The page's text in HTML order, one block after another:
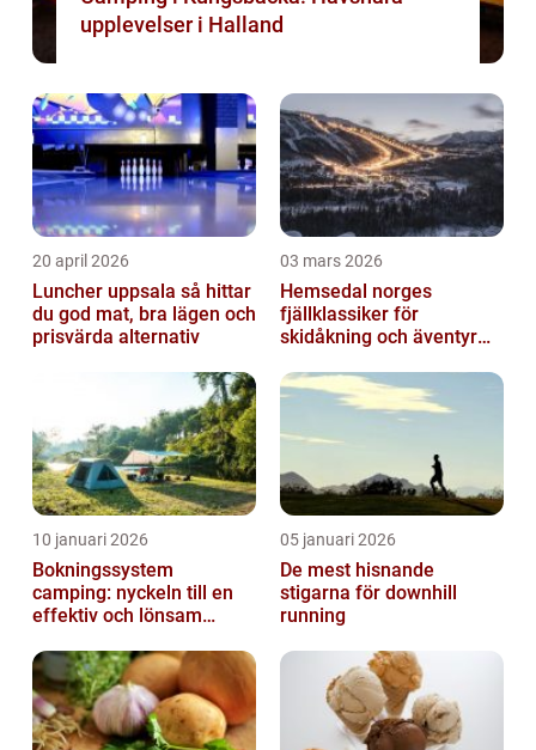
upplevelser i Halland
20 april 2026
Luncher uppsala så hittar
du god mat, bra lägen och
prisvärda alternativ
03 mars 2026
Hemsedal norges
fjällklassiker för
skidåkning och äventyr
10 januari 2026
Bokningssystem
camping: nyckeln till en
effektiv och lönsam
05 januari 2026
De mest hisnande
stigarna för downhill
running